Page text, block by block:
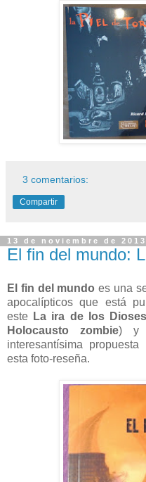
3 comentarios:
Compartir
13 de noviembre de 2013
El fin del mundo:
El fin del mundo es una
apocalípticos que está
este La ira de los Dioses
Holocausto zombie) y
interesantísima
esta foto-reseña.